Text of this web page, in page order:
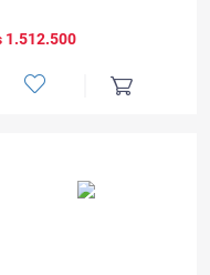
1.512.500